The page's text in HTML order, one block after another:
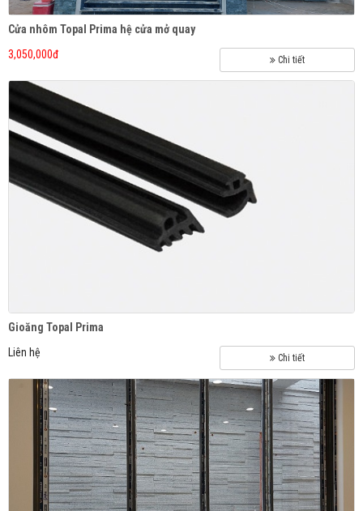
Cửa nhôm Topal Prima hệ cửa mở quay
3,050,000đ
Chi tiết
Gioăng Topal Prima
Liên hệ
Chi tiết